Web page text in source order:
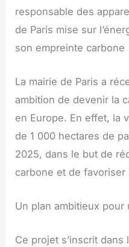
responsable des
de Paris mise sur
son empreinte carbone
La mairie de Paris a
ambition de devenir la
en Europe. En effet, la
de 1 000 hectares de
2025, dans le but de
carbone et de
Un plan ambitieux pour
Ce projet s’inscrit